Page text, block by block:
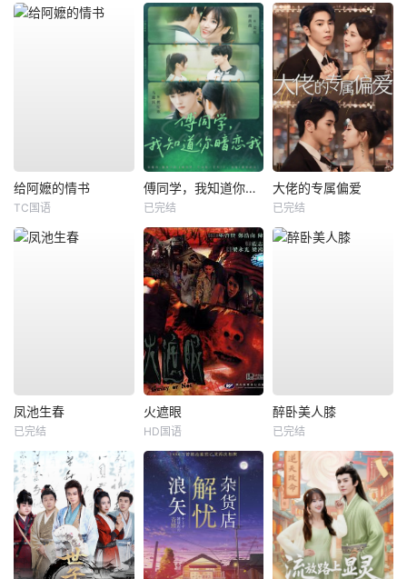
给阿嬷的情书
TC国语
傅同学，我知道你暗恋我
已完结
大佬的专属偏爱
已完结
凤池生春
已完结
火遮眼
HD国语
醉卧美人膝
已完结